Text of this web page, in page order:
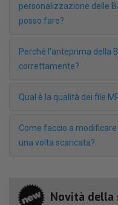
personalizzazione delle
posso fare?
Perché l'anteprima della
correttamente?
Qual è la qualità dei file
Come faccio a
una volta scaricata?
Novità della